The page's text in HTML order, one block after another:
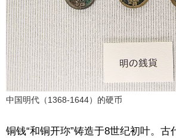
中国明代（1368-1644）的硬币
铜钱“和铜开珎”铸造于8世纪初叶。古